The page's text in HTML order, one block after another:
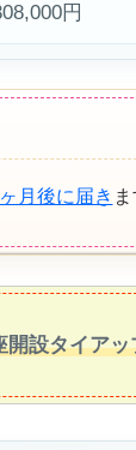
円
月後に届き ま
開設タイアッ